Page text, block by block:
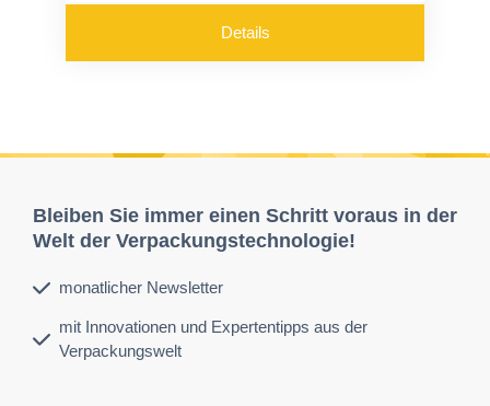
Details
Bleiben Sie immer einen Schritt voraus in der
Welt der Verpackungstechnologie!
monatlicher Newsletter
mit Innovationen und Expertentipps aus der
Verpackungswelt